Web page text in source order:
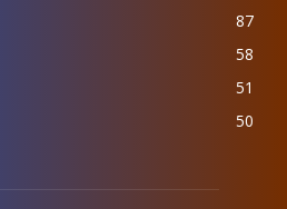
87
58
51
50